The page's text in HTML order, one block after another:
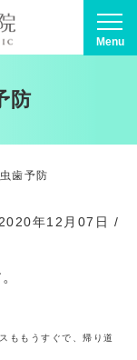
Menu
防
歯予防
2020年12月07日 /
ももうすぐで、帰り道